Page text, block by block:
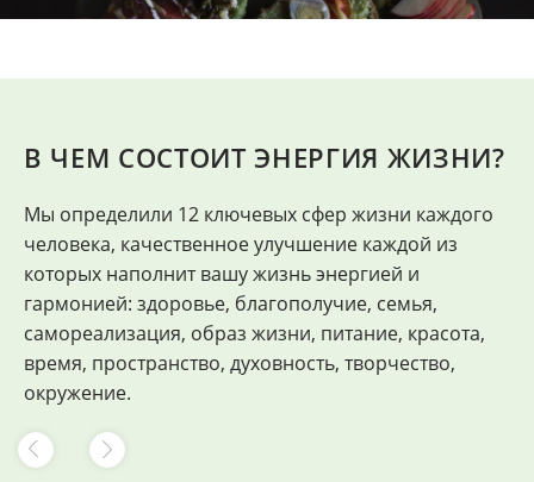
В ЧЕМ СОСТОИТ ЭНЕРГИЯ ЖИЗНИ?
Мы определили 12 ключевых сфер жизни каждого
человека, качественное улучшение каждой из
которых наполнит вашу жизнь энергией и
гармонией: здоровье, благополучие, семья,
самореализация, образ жизни, питание, красота,
время, пространство, духовность, творчество,
окружение.